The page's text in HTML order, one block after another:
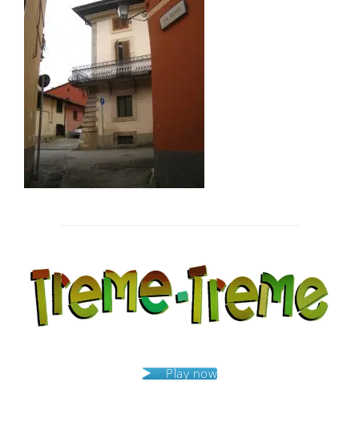
Play now